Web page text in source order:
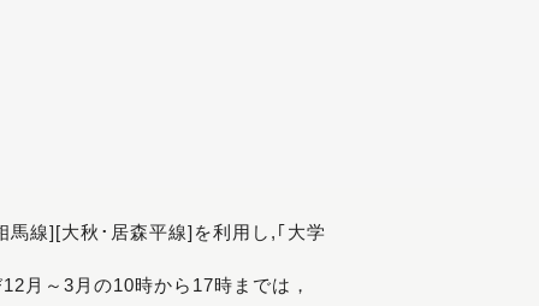
線][大秋･居森平線]を利用し,｢大学
月～3月の10時から17時までは，